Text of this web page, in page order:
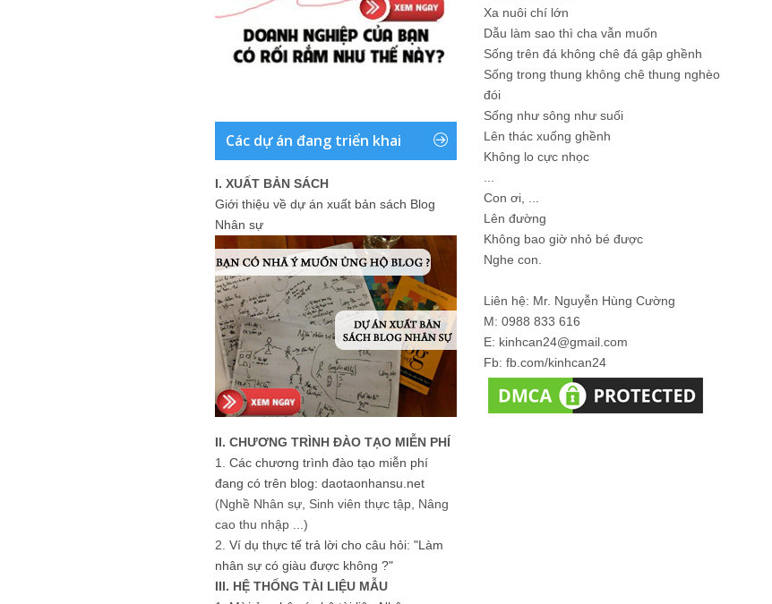
Các dự án đang triển khai
I. XUẤT BẢN SÁCH
Giới thiệu về dự án xuất bản sách Blog
Nhân sự
II. CHƯƠNG TRÌNH ĐÀO TẠO MIỄN PHÍ
1. Các chương trình đào tạo miễn phí
đang có trên blog: daotaonhansu.net
(Nghề Nhân sự, Sinh viên thực tập, Nâng
cao thu nhập ...)
2. Ví dụ thực tế trả lời cho câu hỏi: "Làm
nhân sự có giàu được không ?"
III. HỆ THỐNG TÀI LIỆU MẪU
Xa nuôi chí lớn
Dẫu làm sao thì cha vẫn muốn
Sống trên đá không chê đá gập ghềnh
Sống trong thung không chê thung nghèo
đói
Sống như sông như suối
Lên thác xuống ghềnh
Không lo cực nhọc
Con ơi, ...
Lên đường
Không bao giờ nhỏ bé được
Nghe con.
Liên hệ: Mr. Nguyễn Hùng Cường
M: 0988 833 616
E: kinhcan24@gmail.com
Fb: fb.com/kinhcan24